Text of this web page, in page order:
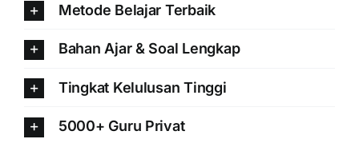
Metode Belajar Terbaik
Bahan Ajar & Soal Lengkap
Tingkat Kelulusan Tinggi
5000+ Guru Privat